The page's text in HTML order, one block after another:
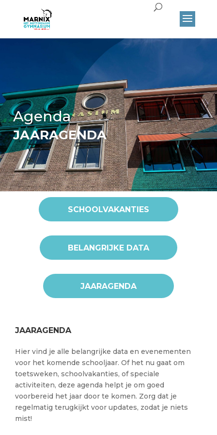
Agenda
JAARAGENDA
SCHOOLVAKANTIES
BELANGRIJKE DATA
JAARAGENDA
JAARAGENDA
Hier vind je alle belangrijke data en evenementen
voor het komende schooljaar. Of het nu gaat om
toetsweken, schoolvakanties, of speciale
activiteiten, deze agenda helpt je om goed
voorbereid het jaar door te komen. Zorg dat je
regelmatig terugkijkt voor updates, zodat je niets
mist!